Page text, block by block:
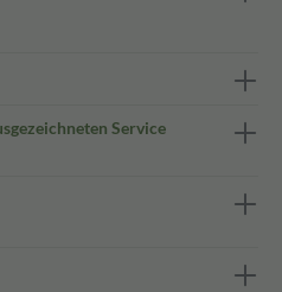
Service